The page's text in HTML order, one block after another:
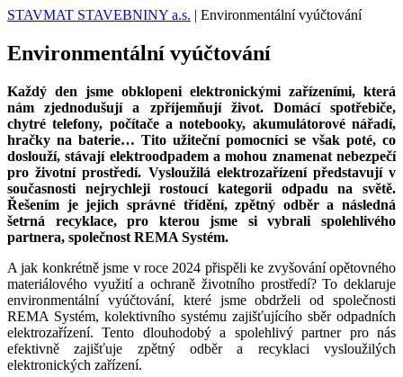
STAVMAT STAVEBNINY a.s. | Environmentální vyúčtování
Environmentální vyúčtování
Každý den jsme obklopeni elektronickými zařízeními, která
nám zjednodušují a zpříjemňují život. Domácí spotřebiče,
chytré telefony, počítače a notebooky, akumulátorové nářadí,
hračky na baterie… Tito užiteční pomocníci se však poté, co
doslouží, stávají elektroodpadem a mohou znamenat nebezpečí
pro životní prostředí. Vysloužilá elektrozařízení představují v
současnosti nejrychleji rostoucí kategorii odpadu na světě.
Řešením je jejich správné třídění, zpětný odběr a následná
šetrná recyklace, pro kterou jsme si vybrali spolehlivého
partnera, společnost REMA Systém.
A jak konkrétně jsme v roce 2024 přispěli ke zvyšování opětovného
materiálového využití a ochraně životního prostředí? To deklaruje
environmentální vyúčtování, které jsme obdrželi od společnosti
REMA Systém, kolektivního systému zajišťujícího sběr odpadních
elektrozařízení. Tento dlouhodobý a spolehlivý partner pro nás
efektivně zajišťuje zpětný odběr a recyklaci vysloužilých
elektronických zařízení.